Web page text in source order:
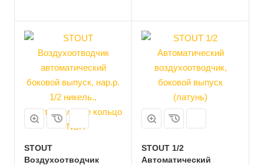
STOUT
Воздухоотводчик
STOUT 1/2
Автоматический